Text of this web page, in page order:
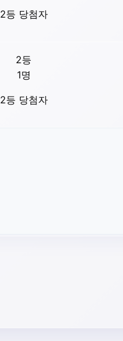
2등 당첨자
2등
1명
2등 당첨자